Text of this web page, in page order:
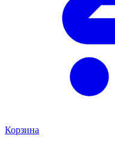
Корзина